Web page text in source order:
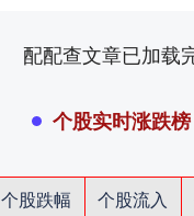
配配查文章已加载
个股实时涨跌榜
个股跌幅 个股流入